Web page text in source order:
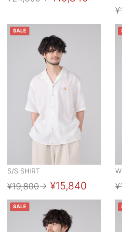
SALE
S/S SHIRT
¥19,800→ ¥15,840
SALE